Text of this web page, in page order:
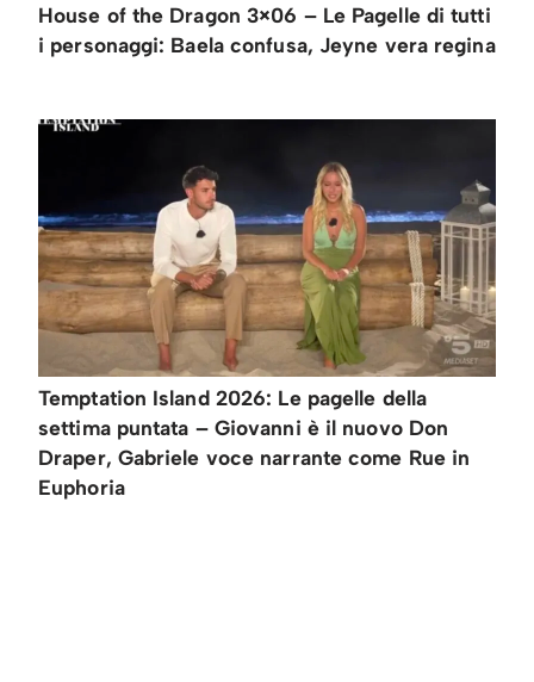
House of the Dragon 3×06 – Le Pagelle di tutti
i personaggi: Baela confusa, Jeyne vera regina
Temptation Island 2026: Le pagelle della
settima puntata – Giovanni è il nuovo Don
Draper, Gabriele voce narrante come Rue in
Euphoria